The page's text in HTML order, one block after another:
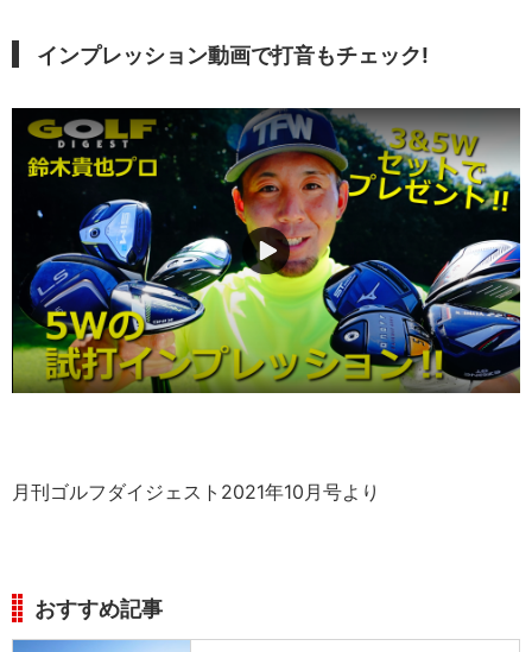
インプレッション動画で打音もチェック!
月刊ゴルフダイジェスト2021年10月号より
おすすめ記事